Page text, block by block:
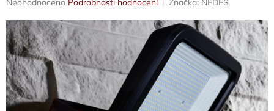
produktu
je
0,0
z
5
hvězdiček.
Neohodnoceno Podrobnosti hodnocení Značka: NEDES